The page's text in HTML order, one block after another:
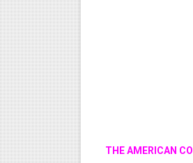
THE AMERICAN